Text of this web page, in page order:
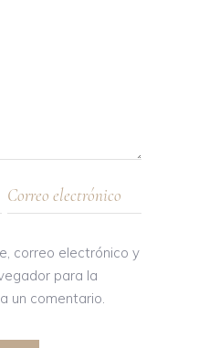
correo electrónico y
para la
un comentario.